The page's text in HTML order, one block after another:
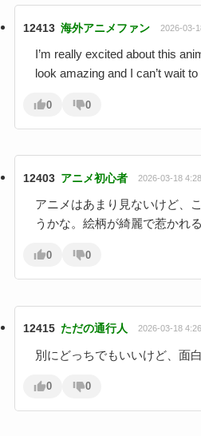
12413 海外アニメファン 2026-03-
I’m really excited about this
look amazing and I can’t wait
0 0
12403 アニメ初心者 2026-03-18
アニメはあまり見ないけど、
うかな。絵柄が綺麗で惹かれる
0 0
12415 ただの通行人 2026-03-18
別にどっちでもいいけど、面
0 0